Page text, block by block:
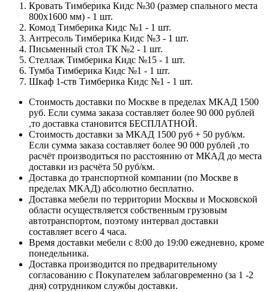
Кровать Тимберика Кидс №30 (размер спального места
800х1600 мм) - 1 шт.
Комод Тимберика Кидс №1 - 1 шт.
Антресоль Тимберика Кидс №3 - 1 шт.
Письменный стол ТК №2 - 1 шт.
Стеллаж Тимберика Кидс №15 - 1 шт.
Тумба Тимберика Кидс №1 - 1 шт.
Шкаф 1-ств Тимберика Кидс №1 - 1 шт.
Стоимость доставки по Москве в пределах МКАД 1500
руб. Если сумма заказа составляет более 90 000 рублей
,то доставка становится БЕСПЛАТНОЙ.
Стоимость доставки за МКАД 1500 руб + 50 руб/км.
Если сумма заказа составляет более 90 000 рублей ,то
расчёт производиться по расстоянию от МКАД до места
доставки из расчёта 50 руб/км.
Доставка до транспортной компании (по Москве в
пределах МКАД) абсолютно бесплатно.
Доставка мебели по территории Москвы и Московской
области осуществляется собственным грузовым
автотранспортом, поэтому интервал доставки
составляет всего 4 часа.
Время доставки мебели с 8:00 до 19:00 ежедневно, кроме
понедельника.
Доставка производится по предварительному
согласованию с Покупателем заблаговременно (за 1 -2
дня) сотрудником службы доставки.